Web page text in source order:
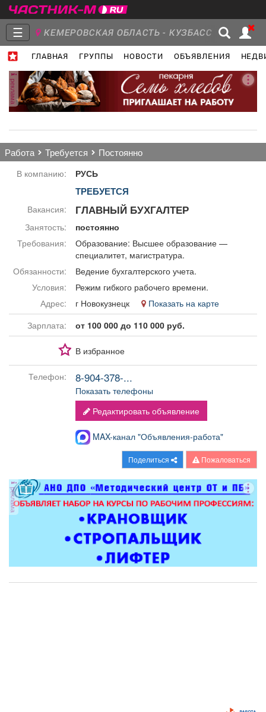
☰ КЕМЕРОВСКАЯ ОБЛАСТЬ - КУЗБАСС
ГЛАВНАЯ ГРУППЫ НОВОСТИ ОБЪЯВЛЕНИЯ
Главная
Группы Новости
Работа Транспорт Компании
Афиша Обучение Проекты
Я - пенсионер
реклама
работа требуется постоянно
В компанию: РУСЬ
ТРЕБУЕТСЯ
Вакансия: ГЛАВНЫЙ БУХГАЛТЕР
Занятость:
постоянно
Требования:
Образование: Высшее образование —
специалитет, магистратура.
Обязанности:
Ведение бухгалтерского учета.
Условия:
Режим гибкого рабочего времени.
Адрес:
г Новокузнецк
Показать на карте
Зарплата:
от 100 000 до 110 000 руб.
В избранное
Телефон: 8-904-378-...
Показать телефоны
Редактировать объявление
MAX-канал "Объявления-работа"
Поделиться Пожаловаться
реклама